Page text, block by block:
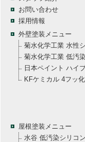
お問い合わせ
採用情報
外壁塗装メニュー
菊水化学工業 水性
菊水化学工業 低汚
日本ペイント ハイ
KFケミカル 4フッ
屋根塗装メニュー
水谷 低汚染シリコ